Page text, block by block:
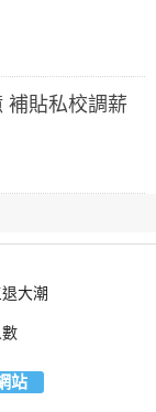
補貼私校調薪
大潮
站